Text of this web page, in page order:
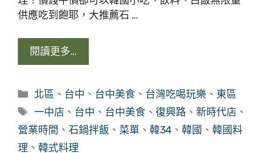
供應吃到飽耶，大推薦石 …
閱讀更多…
分
北區 、 台中 、 台中美食 、 台灣吃喝玩樂 、 東區
標
籤
一中店 、 台中 、 台中美食 、復興路 、新時代店 、
營業時間 、 石鍋拌飯 、 菜單 、 韓34 、 韓國 、 韓國料
理 、 韓式料理